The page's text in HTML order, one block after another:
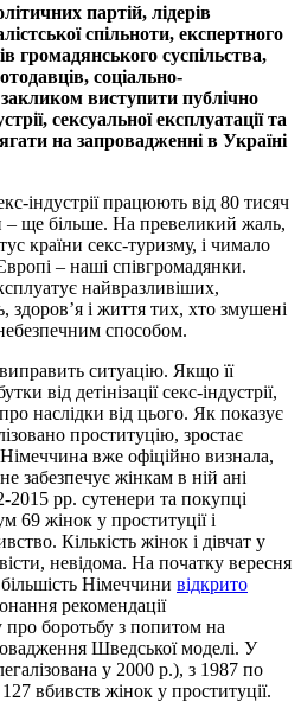
партій, лідерів
спільноти, експертного
громадянського суспільства,
соціально-
закликом виступити публічно
сексуальної експлуатації та
на запровадженні в Україні
індустрії працюють від 80 тисяч
– ще більше. На превеликий жаль,
країни секс-туризму, і чимало
– наші співгромадянки.
найвразливіших,
здоров’я і життя тих, хто змушені
способом.
виправить ситуацію. Якщо її
від детінізації секс-індустрії,
наслідки від цього. Як показує
проституцію, зростає
вже офіційно визнала,
забезпечує жінкам в ній ані
2015 рр. сутенери та покупці
69 жінок у проституції і
Кількість жінок і дівчат у
невідома. На початку вересня
Німеччини відкрито
рекомендації
боротьбу з попитом на
Шведської моделі. У
у 2000 р.), з 1987 по
вбивств жінок у проституції.